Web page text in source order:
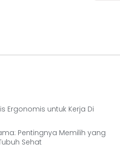
Ergonomis untuk Kerja Di
Pentingnya Memilih yang
Sehat